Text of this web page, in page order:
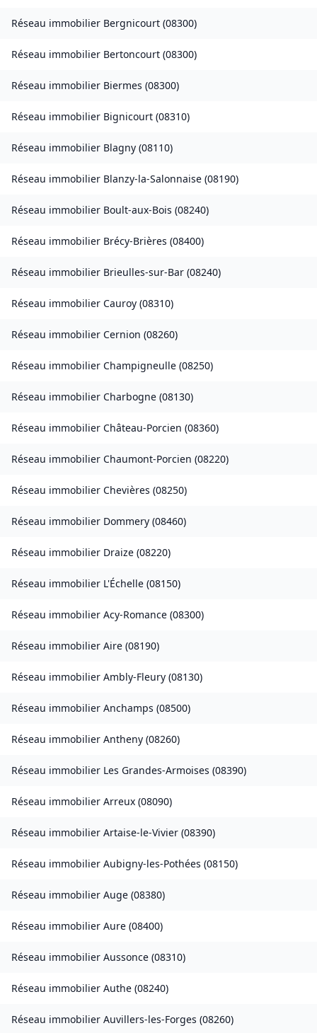
Réseau immobilier Bergnicourt (08300)
Réseau immobilier Bertoncourt (08300)
Réseau immobilier Biermes (08300)
Réseau immobilier Bignicourt (08310)
Réseau immobilier Blagny (08110)
Réseau immobilier Blanzy-la-Salonnaise (08190)
Réseau immobilier Boult-aux-Bois (08240)
Réseau immobilier Brécy-Brières (08400)
Réseau immobilier Brieulles-sur-Bar (08240)
Réseau immobilier Cauroy (08310)
Réseau immobilier Cernion (08260)
Réseau immobilier Champigneulle (08250)
Réseau immobilier Charbogne (08130)
Réseau immobilier Château-Porcien (08360)
Réseau immobilier Chaumont-Porcien (08220)
Réseau immobilier Chevières (08250)
Réseau immobilier Dommery (08460)
Réseau immobilier Draize (08220)
Réseau immobilier L'Échelle (08150)
Réseau immobilier Acy-Romance (08300)
Réseau immobilier Aire (08190)
Réseau immobilier Ambly-Fleury (08130)
Réseau immobilier Anchamps (08500)
Réseau immobilier Antheny (08260)
Réseau immobilier Les Grandes-Armoises (08390)
Réseau immobilier Arreux (08090)
Réseau immobilier Artaise-le-Vivier (08390)
Réseau immobilier Aubigny-les-Pothées (08150)
Réseau immobilier Auge (08380)
Réseau immobilier Aure (08400)
Réseau immobilier Aussonce (08310)
Réseau immobilier Authe (08240)
Réseau immobilier Auvillers-les-Forges (08260)